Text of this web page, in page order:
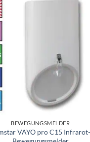
BEWEGUNGSMELDER
VAYO pro C15 Infrarot-